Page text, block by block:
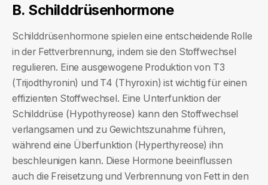
B. Schilddrüsenhormone
Schilddrüsenhormone spielen eine entscheidende Rolle
in der Fettverbrennung, indem sie den Stoffwechsel
regulieren. Eine ausgewogene Produktion von T3
(Trijodthyronin) und T4 (Thyroxin) ist wichtig für einen
effizienten Stoffwechsel. Eine Unterfunktion der
Schilddrüse (Hypothyreose) kann den Stoffwechsel
verlangsamen und zu Gewichtszunahme führen,
während eine Überfunktion (Hyperthyreose) ihn
beschleunigen kann. Diese Hormone beeinflussen
auch die Freisetzung und Verbrennung von Fett in den